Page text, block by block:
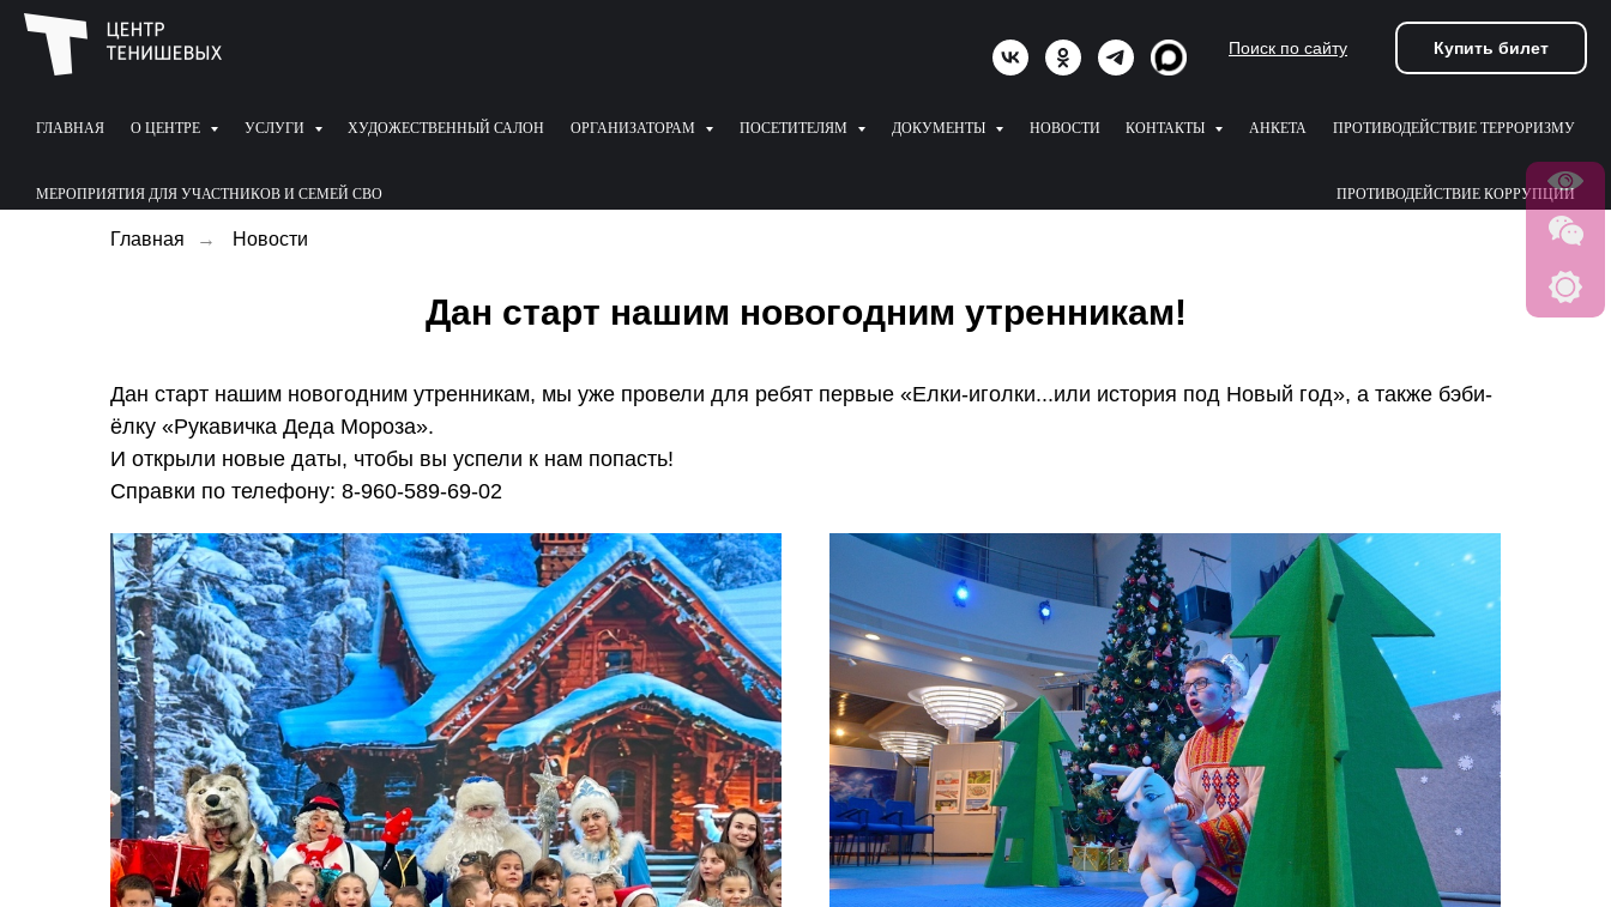
Поиск по сайту Купить билет
ГЛАВНАЯ О ЦЕНТРЕ УСЛУГИ ХУДОЖЕСТВЕННЫЙ САЛОН ОРГАНИЗАТОРАМ ПОСЕТИТЕЛЯМ ДОКУМЕНТЫ НОВОСТИ КОНТАКТЫ АНКЕТА ПРОТИВОДЕЙСТВИЕ ТЕРРОРИЗМУ
МЕРОПРИЯТИЯ ДЛЯ УЧАСТНИКОВ И СЕМЕЙ СВО ПРОТИВОДЕЙСТВИЕ КОРРУПЦИИ
Главная → Новости
Дан старт нашим новогодним утренникам!
Дан старт нашим новогодним утренникам, мы уже провели для ребят первые «Елки-иголки...или история под Новый год», а также бэби-
ёлку «Рукавичка Деда Мороза».
И открыли новые даты, чтобы вы успели к нам попасть!
Справки по телефону: 8-960-589-69-02